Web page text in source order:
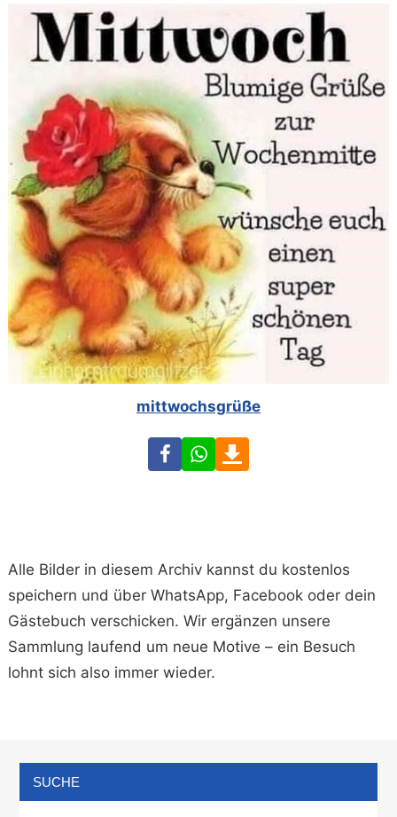
mittwochsgrüße
FacebookWhatsApp
Alle Bilder in diesem Archiv kannst du kostenlos
speichern und über WhatsApp, Facebook oder dein
Gästebuch verschicken. Wir ergänzen unsere
Sammlung laufend um neue Motive – ein Besuch
lohnt sich also immer wieder.
SUCHE